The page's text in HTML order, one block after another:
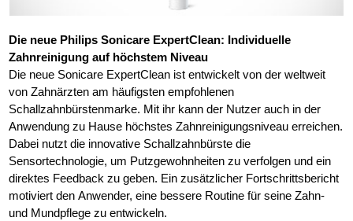
Die neue Philips Sonicare ExpertClean: Individuelle
Zahnreinigung auf höchstem Niveau
Die neue Sonicare ExpertClean ist entwickelt von der weltweit
von Zahnärzten am häufigsten empfohlenen
Schallzahnbürstenmarke. Mit ihr kann der Nutzer auch in der
Anwendung zu Hause höchstes Zahnreinigungsniveau erreichen.
Dabei nutzt die innovative Schallzahnbürste die
Sensortechnologie, um Putzgewohnheiten zu verfolgen und ein
direktes Feedback zu geben. Ein zusätzlicher Fortschrittsbericht
motiviert den Anwender, eine bessere Routine für seine Zahn-
und Mundpflege zu entwickeln.